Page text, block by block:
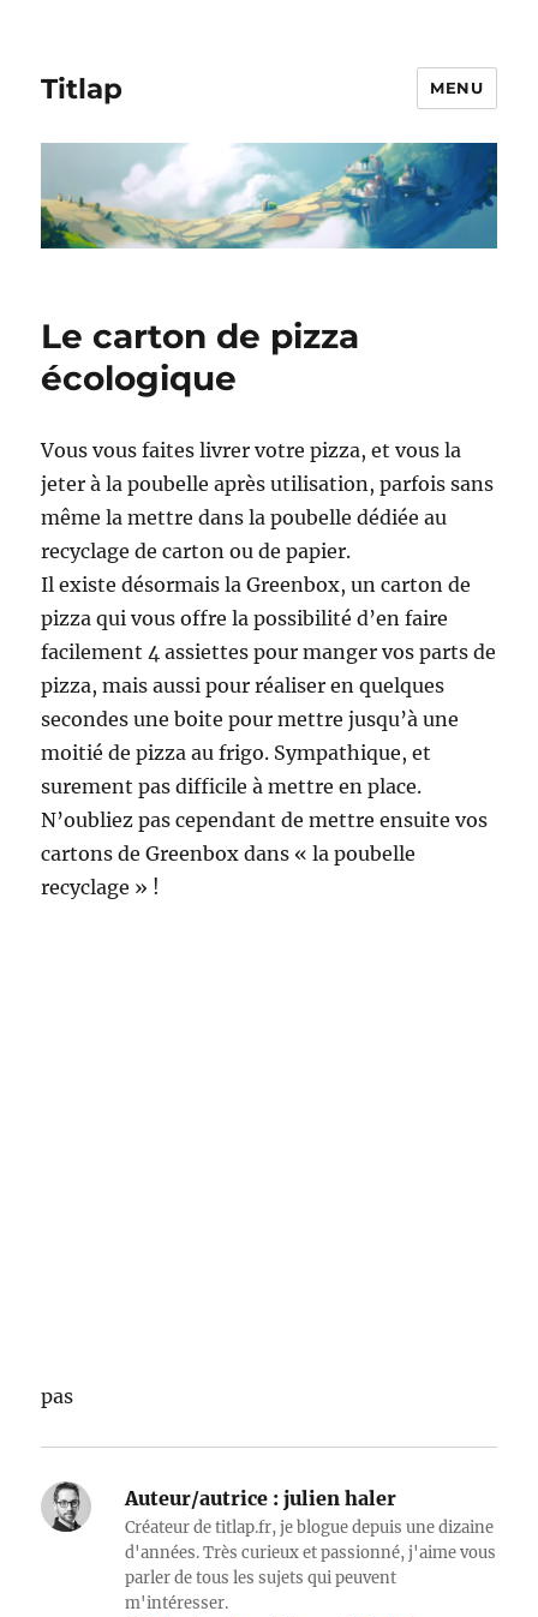
Titlap MENU
Le carton de pizza
écologique
Vous vous faites livrer votre pizza, et vous la
jeter à la poubelle après utilisation, parfois sans
même la mettre dans la poubelle dédiée au
recyclage de carton ou de papier.
Il existe désormais la Greenbox, un carton de
pizza qui vous offre la possibilité d’en faire
facilement 4 assiettes pour manger vos parts de
pizza, mais aussi pour réaliser en quelques
secondes une boite pour mettre jusqu’à une
moitié de pizza au frigo. Sympathique, et
surement pas difficile à mettre en place.
N’oubliez pas cependant de mettre ensuite vos
cartons de Greenbox dans « la poubelle
recyclage » !
pas
Auteur/autrice : julien haler
Créateur de titlap.fr, je blogue depuis une dizaine
d'années. Très curieux et passionné, j'aime vous
parler de tous les sujets qui peuvent
m'intéresser.